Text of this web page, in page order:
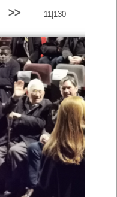
11|130
>>